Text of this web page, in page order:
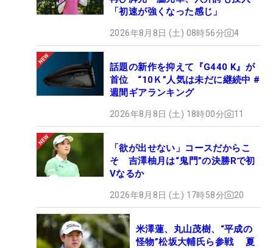
「初速が強くなった感じ」
2026年8月8日 (土) 08時56分 4
話題の新作を抑えて『G440 K』が
首位 “10Ｋ”人気は未だに継続中 #
週間ギアランキング
2026年8月8日 (土) 18時00分 11
「欲が出せない」コースだからこ
そ 吉澤柚月は“鬼門”の決勝Rで初
Vなるか
2026年8月8日 (土) 17時58分 20
米澤蓮、丸山茂樹、“平成の
怪物”松坂大輔氏ら参戦 夏